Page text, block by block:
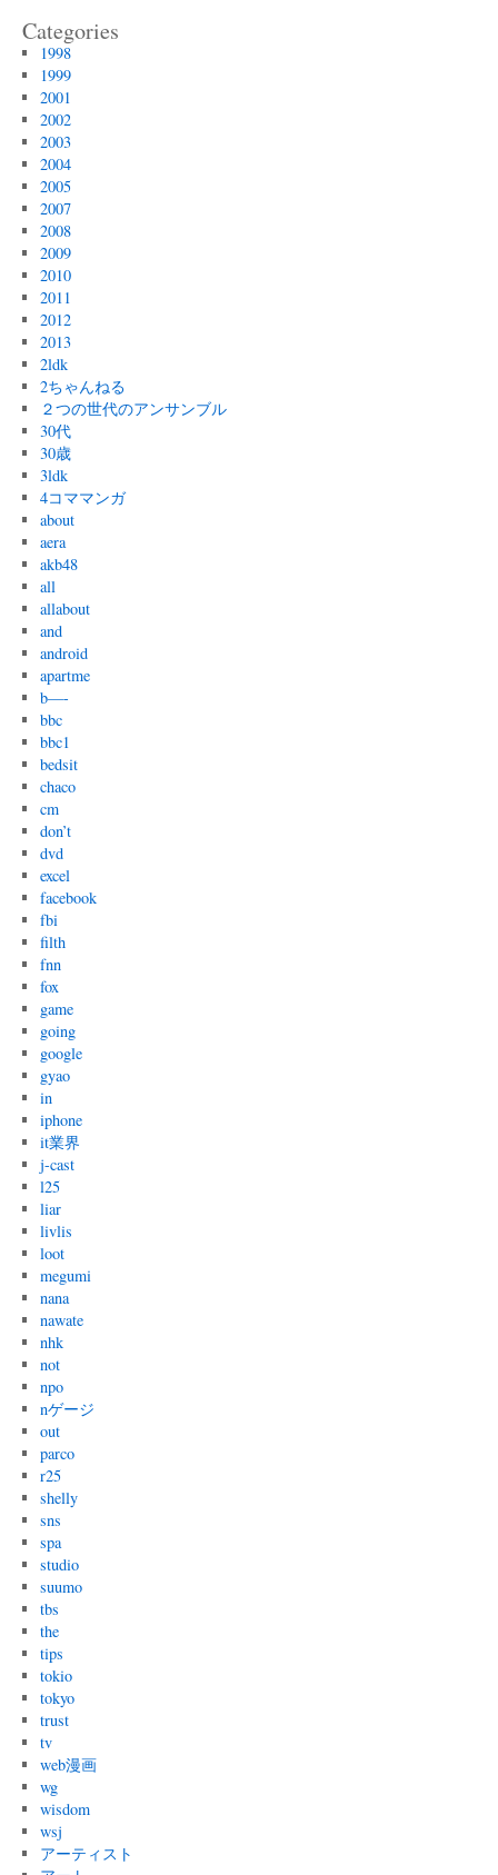
Categories
1998
1999
2001
2002
2003
2004
2005
2007
2008
2009
2010
2011
2012
2013
2ldk
2ちゃんねる
２つの世代のアンサンブル
30代
30歳
3ldk
4コママンガ
about
aera
akb48
all
allabout
and
android
apartme
b—-
bbc
bbc1
bedsit
chaco
cm
don’t
dvd
excel
facebook
fbi
filth
fnn
fox
game
going
google
gyao
in
iphone
it業界
j-cast
l25
liar
livlis
loot
megumi
nana
nawate
nhk
not
npo
nゲージ
out
parco
r25
shelly
sns
spa
studio
suumo
tbs
the
tips
tokio
tokyo
trust
tv
web漫画
wg
wisdom
wsj
アーティスト